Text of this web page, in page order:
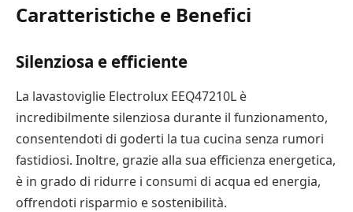
Caratteristiche e Benefici
Silenziosa e efficiente
La lavastoviglie Electrolux EEQ47210L è
incredibilmente silenziosa durante il funzionamento,
consentendoti di goderti la tua cucina senza rumori
fastidiosi. Inoltre, grazie alla sua efficienza energetica,
è in grado di ridurre i consumi di acqua ed energia,
offrendoti risparmio e sostenibilità.